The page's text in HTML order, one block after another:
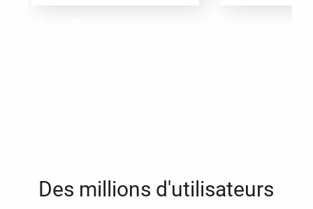
Des millions d'utilisateurs